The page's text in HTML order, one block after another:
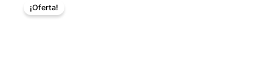
¡Oferta!
premium
Golden